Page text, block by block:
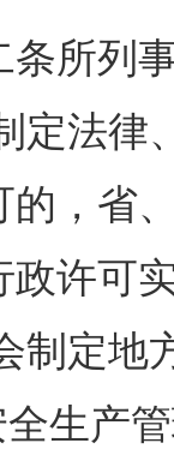
所列
定法律
的，省
许可
制定地
生产